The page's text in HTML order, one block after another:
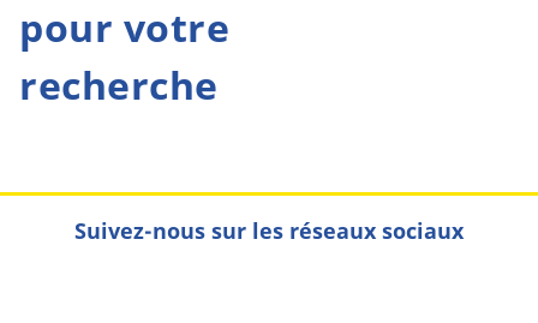
pour votre
recherche
Suivez-nous sur les réseaux sociaux